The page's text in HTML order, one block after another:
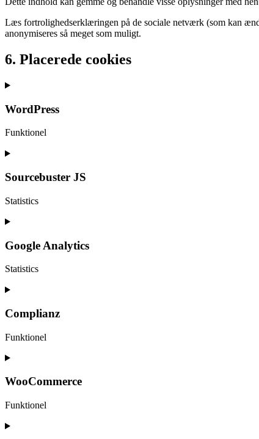
Læs fortrolighedserklæringen på de sociale netværk (som kan
anonymiseres så meget som muligt.
6. Placerede cookies
WordPress
Funktionel
Consent
service
Sourcebuster JS
Statistics
Consent
service
sourcebuster-
js
Google Analytics
Statistics
Consent
service
google-
analytics
Complianz
Funktionel
Consent
service
WooCommerce
Funktionel
Consent